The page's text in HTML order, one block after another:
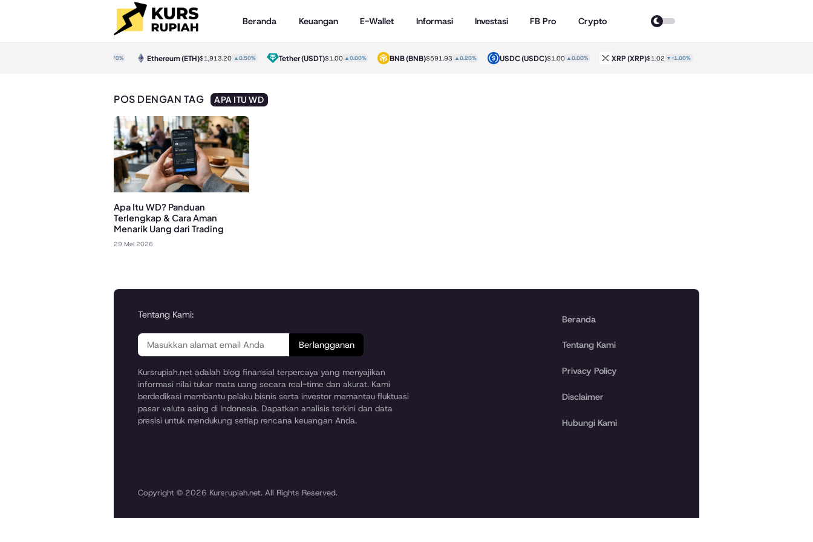
Beranda Keuangan E-Wallet Informasi Investasi FB Pro Crypto
▲0.70% Ethereum(ETH)$1,913.20▲0.50% Tether(USDT)$1.00▲0.00% BNB(BNB)$591.93▲0.20% USDC(USDC)$1.00▲0.00% XRP(XRP)$1.02▼-1.00%
POS DENGAN TAG APA ITU WD
Apa Itu WD? Panduan
Terlengkap & Cara Aman
Menarik Uang dari Trading
29 Mei 2026
Tentang Kami:
Berlangganan
Kursrupiah.net adalah blog finansial terpercaya yang menyajikan
informasi nilai tukar mata uang secara real-time dan akurat. Kami
berdedikasi membantu pelaku bisnis serta investor memantau fluktuasi
pasar valuta asing di Indonesia. Dapatkan analisis terkini dan data
presisi untuk mendukung setiap rencana keuangan Anda.
Beranda
Tentang Kami
Privacy Policy
Disclaimer
Hubungi Kami
Copyright © 2026 Kursrupiah.net. All Rights Reserved.